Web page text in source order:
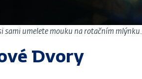
sami umelete mouku na rotačním mlýnku.
Dvory